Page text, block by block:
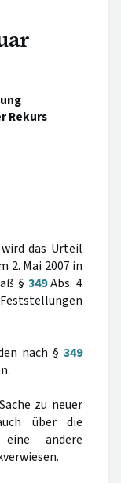
Rekurs
das Urteil
2. Mai 2007 in
§ 349Abs. 4
nach § 349
zu neuer
über die
andere